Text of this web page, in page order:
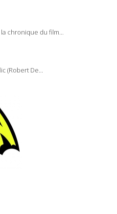
chronique du film...
(Robert De...